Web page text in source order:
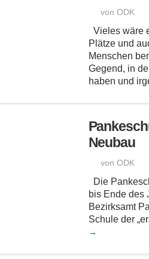
von ODK
Vieles wäre
Plätze und
Menschen
Gegend, in
haben und
Neubau
von ODK
Die
bis Ende des
Bezirksamt
Schule der
→